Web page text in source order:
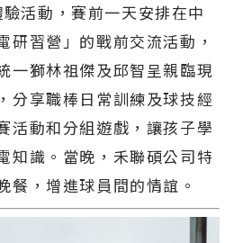
活動，賽前一天安排在中
研習營」的戰前交流活動，
一獅林祖傑及邱智呈親臨現
分享職棒日常訓練及球技經
活動和分組遊戲，讓孩子學
知識。當晚，禾聯碩公司特
餐，增進球員間的情誼。